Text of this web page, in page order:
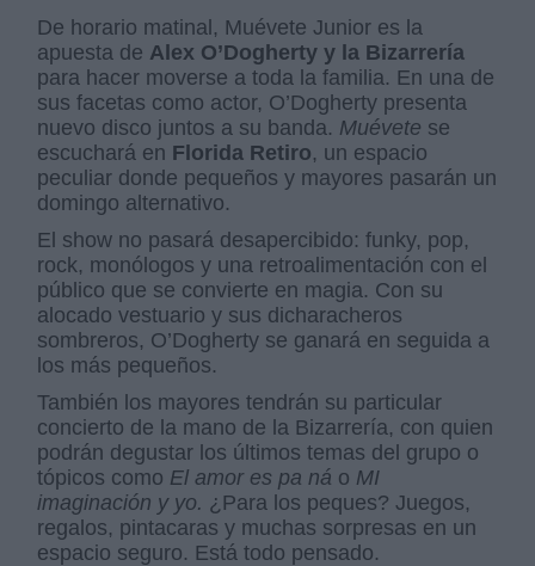
De horario matinal, Muévete Junior es la
apuesta de Alex O’Dogherty y la Bizarrería
para hacer moverse a toda la familia. En una de
sus facetas como actor, O’Dogherty presenta
nuevo disco juntos a su banda. Muévete se
escuchará en Florida Retiro, un espacio
peculiar donde pequeños y mayores pasarán un
domingo alternativo.
El show no pasará desapercibido: funky, pop,
rock, monólogos y una retroalimentación con el
público que se convierte en magia. Con su
alocado vestuario y sus dicharacheros
sombreros, O’Dogherty se ganará en seguida a
los más pequeños.
También los mayores tendrán su particular
concierto de la mano de la Bizarrería, con quien
podrán degustar los últimos temas del grupo o
tópicos como El amor es pa ná o MI
imaginación y yo. ¿Para los peques? Juegos,
regalos, pintacaras y muchas sorpresas en un
espacio seguro. Está todo pensado.